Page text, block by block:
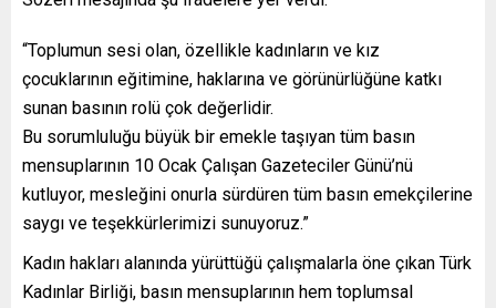
“Toplumun sesi olan, özellikle kadınların ve kız
çocuklarının eğitimine, haklarına ve görünürlüğüne katkı
sunan basının rolü çok değerlidir.
Bu sorumluluğu büyük bir emekle taşıyan tüm basın
mensuplarının 10 Ocak Çalışan Gazeteciler Günü’nü
kutluyor, mesleğini onurla sürdüren tüm basın emekçilerine
saygı ve teşekkürlerimizi sunuyoruz.”
Kadın hakları alanında yürüttüğü çalışmalarla öne çıkan Türk
Kadınlar Birliği, basın mensuplarının hem toplumsal